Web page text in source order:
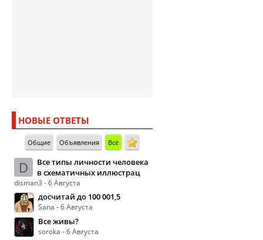
НОВЫЕ ОТВЕТЫ
Общие Объявления Всё
D
Все типы личности человека
в схематичных иллюстрац
disman3 - 6 Августа
досчитай до 100 001,5
Sana - 6 Августа
Все живы?
soroka - 6 Августа